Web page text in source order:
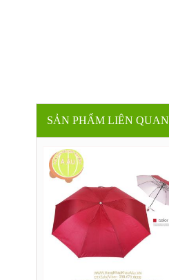
SẢN PHẨM LIÊN QUAN